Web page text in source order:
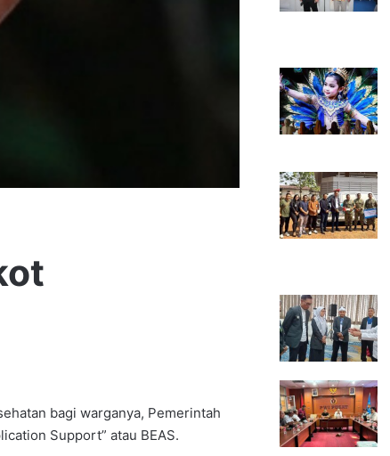
bagi warganya, Pemerintah
Support” atau BEAS.